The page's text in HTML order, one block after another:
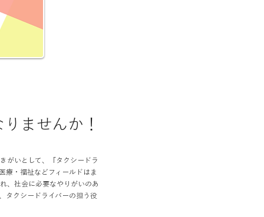
ませんか！
がいとして、「タクシードラ
療・福祉などフィールドはま
、社会に必要なやりがいのあ
タクシードライバーの担う役